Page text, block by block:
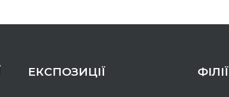
ЕКСПОЗИЦІЇ ФІЛІЇ